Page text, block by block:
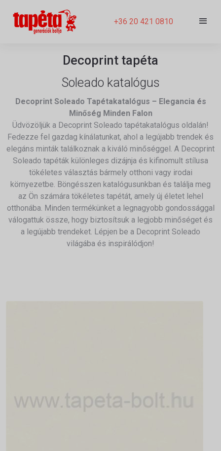
+36 20 421 0810
Decoprint tapéta
Soleado katalógus
Decoprint Soleado Tapétakatalógus – Elegancia és
Minőség Minden Falon
Üdvözöljük a Decoprint Soleado tapétakatalógus oldalán!
Fedezze fel gazdag kínálatunkat, ahol a legújabb trendek és
elegáns minták találkoznak a kiváló minőséggel. A Decoprint
Soleado tapéták különleges dizájnja és kifinomult stílusa
tökéletes választás bármely otthoni vagy irodai
környezetbe. Böngésszen katalógusunkban és találja meg
az Ön számára tökéletes tapétát, amely új életet lehel
otthonába. Minden termékünket a legnagyobb gondossággal
válogattuk össze, hogy biztosítsuk a legjobb minőséget és
a legújabb trendeket. Lépjen be a Decoprint Soleado
világába és inspirálódjon!